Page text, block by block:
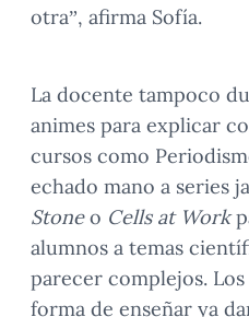
otra”, afirma Sofía.
La docente tampoco
animes para explicar
cursos como
echado mano a series
Stoneo Cells at Work
alumnos a temas
parecer complejos.
forma de enseñar ya